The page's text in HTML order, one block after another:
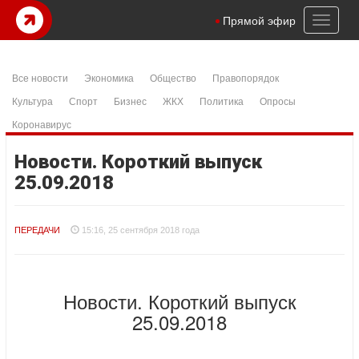
Toggle
Прямой эфир
Все новости Экономика Общество
Правопорядок
Культура
Спорт Бизнес ЖКХ Политика
Опросы
Коронавирус
Новости. Короткий выпуск
25.09.2018
ПЕРЕДАЧИ 15:16, 25 сентября 2018 года
Новости. Короткий выпуск
25.09.2018